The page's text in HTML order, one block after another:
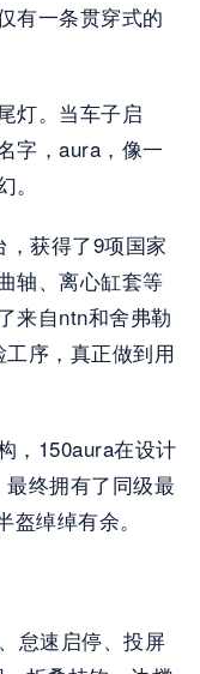
有一条贯穿式的
灯。当车子启
字，aura，像一
获得了9项国家
轴、离心缸套等
来自ntn和舍弗勒
序，真正做到用
，150aura在设计
终拥有了同级最
绰绰有余。
怠速启停、投屏